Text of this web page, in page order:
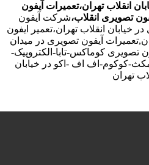
انقلاب تهران،تعمیرات آیفون
تصویری انقلاب،شرکت آیفون
خیابان انقلاب تهران،تعمیر ایفون
آیفون تصویری در میدان
تصویری کوماکس-تابا-الکتروپیک-
کوکوم-اف اف -اکو در خیابان
تهران